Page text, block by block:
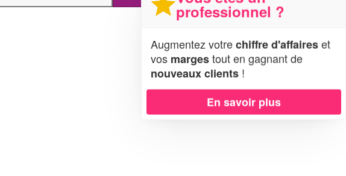
professionnel ?
Augmentez votrechiffre d'affaireset
vos margestout en gagnant de
nouveaux clients !
En savoir plus